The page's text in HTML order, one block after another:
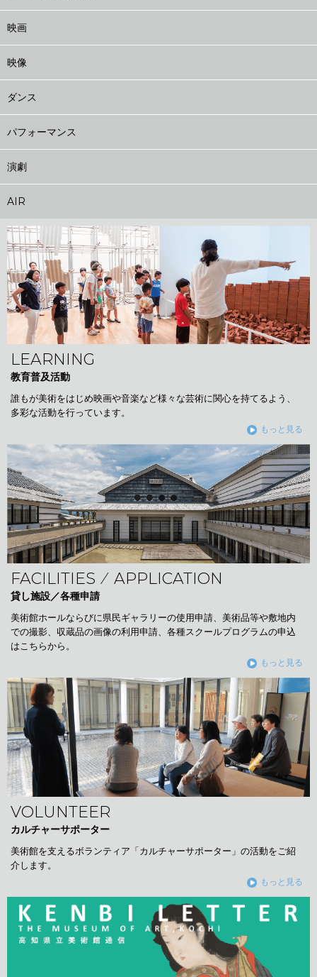
映画
映像
ダンス
パフォーマンス
演劇
AIR
LEARNING
教育普及活動
誰もが美術をはじめ映画や音楽など様々な芸術に関心を持てるよう、
多彩な活動を行っています。
もっと見る
FACILITIES ⁄ APPLICATION
貸し施設／各種申請
美術館ホールならびに県民ギャラリーの使用申請、美術品等や敷地内
での撮影、収蔵品の画像の利用申請、各種スクールプログラムの申込
はこちらから。
もっと見る
VOLUNTEER
カルチャーサポーター
美術館を支えるボランティア「カルチャーサポーター」の活動をご紹
介します。
もっと見る